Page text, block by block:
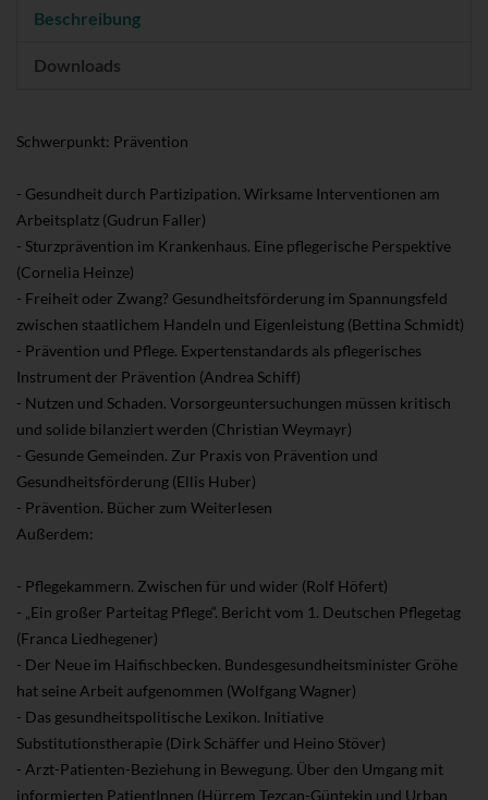
Beschreibung
Downloads
Schwerpunkt: Prävention
- Gesundheit durch Partizipation. Wirksame Interventionen am
Arbeitsplatz (Gudrun Faller)
- Sturzprävention im Krankenhaus. Eine pflegerische Perspektive
(Cornelia Heinze)
- Freiheit oder Zwang? Gesundheitsförderung im Spannungsfeld
zwischen staatlichem Handeln und Eigenleistung (Bettina Schmidt)
- Prävention und Pflege. Expertenstandards als pflegerisches
Instrument der Prävention (Andrea Schiff)
- Nutzen und Schaden. Vorsorgeuntersuchungen müssen kritisch
und solide bilanziert werden (Christian Weymayr)
- Gesunde Gemeinden. Zur Praxis von Prävention und
Gesundheitsförderung (Ellis Huber)
- Prävention. Bücher zum Weiterlesen
Außerdem:
- Pflegekammern. Zwischen für und wider (Rolf Höfert)
- „Ein großer Parteitag Pflege“. Bericht vom 1. Deutschen Pflegetag
(Franca Liedhegener)
- Der Neue im Haifischbecken. Bundesgesundheitsminister Gröhe
hat seine Arbeit aufgenommen (Wolfgang Wagner)
- Das gesundheitspolitische Lexikon. Initiative
Substitutionstherapie (Dirk Schäffer und Heino Stöver)
- Arzt-Patienten-Beziehung in Bewegung. Über den Umgang mit
informierten PatientInnen (Hürrem Tezcan-Güntekin und Urban